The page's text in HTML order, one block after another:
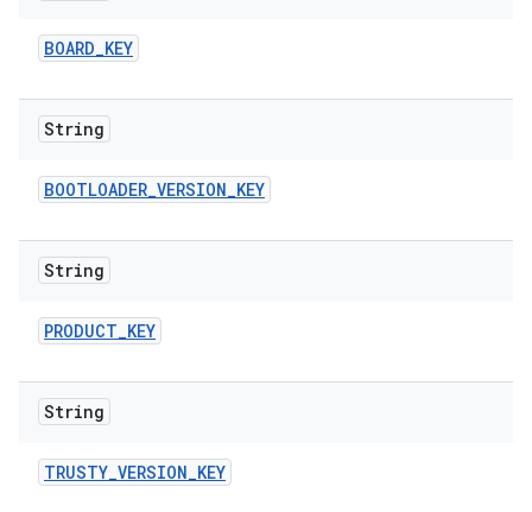
BOARD_KEY
String
BOOTLOADER_VERSION_KEY
String
PRODUCT_KEY
String
TRUSTY_VERSION_KEY